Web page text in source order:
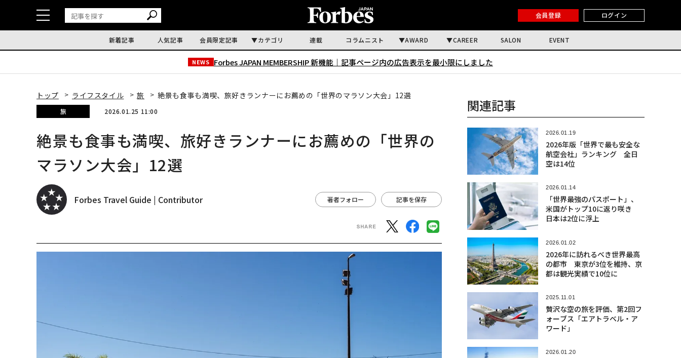
会員登録 ログイン
新着記事 人気記事 会員限定記事 カテゴリ 連載 コラムニスト AWARD CAREER SALON EVENT
NEWS Forbes JAPAN MEMBERSHIP 新機能｜ 記事ページ内の広告表示を最小限にしました
トップ ライフスタイル 旅 絶景も食事も満喫、旅好きランナーにお薦めの「世界のマラソン大会」12選
旅 2026.01.25 11:00
絶景も食事も満喫、旅好きランナーにお薦めの「世界の
マラソン大会」12選
Forbes Travel Guide | Contributor 著者フォロー 記事を保存
関連記事
2026.01.19
2026年版「世界で最も安全な
航空会社」ランキング 全日
空は14位
2026.01.14
「世界最強のパスポート」、
米国がトップ10に返り咲き
日本は2位に浮上
2026.01.02
2026年に訪れるべき世界最高
の都市 東京が3位を維持、京
都は観光実績で10位に
2025.11.01
贅沢な空の旅を評価、第2回フ
ォーブス「エアトラベル・ア
ワード」
2026.01.20